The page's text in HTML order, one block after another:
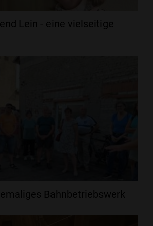
Lein - eine vielseitige
Bahnbetriebswerk